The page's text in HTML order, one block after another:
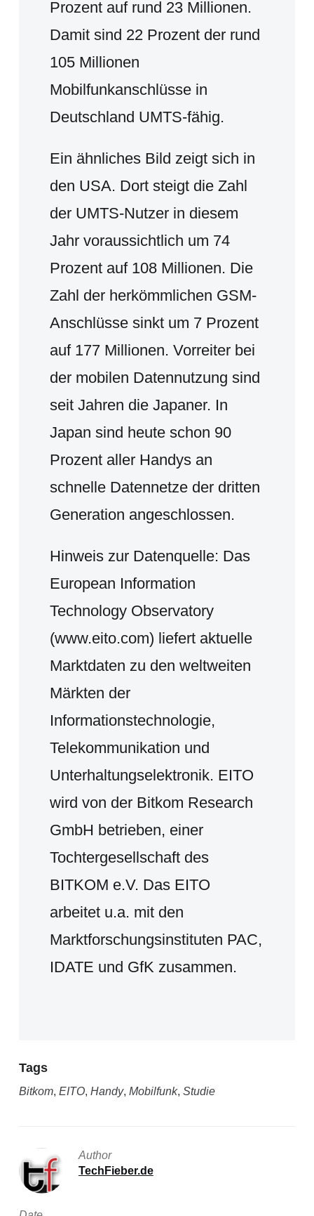
Prozent auf rund 23 Millionen.
Damit sind 22 Prozent der rund
105 Millionen
Mobilfunkanschlüsse in
Deutschland UMTS-fähig.
Ein ähnliches Bild zeigt sich in
den USA. Dort steigt die Zahl
der UMTS-Nutzer in diesem
Jahr voraussichtlich um 74
Prozent auf 108 Millionen. Die
Zahl der herkömmlichen GSM-
Anschlüsse sinkt um 7 Prozent
auf 177 Millionen. Vorreiter bei
der mobilen Datennutzung sind
seit Jahren die Japaner. In
Japan sind heute schon 90
Prozent aller Handys an
schnelle Datennetze der dritten
Generation angeschlossen.
Hinweis zur Datenquelle: Das
European Information
Technology Observatory
(www.eito.com) liefert aktuelle
Marktdaten zu den weltweiten
Märkten der
Informationstechnologie,
Telekommunikation und
Unterhaltungselektronik. EITO
wird von der Bitkom Research
GmbH betrieben, einer
Tochtergesellschaft des
BITKOM e.V. Das EITO
arbeitet u.a. mit den
Marktforschungsinstituten PAC,
IDATE und GfK zusammen.
Tags
Bitkom, EITO, Handy, Mobilfunk, Studie
Author
TechFieber.de